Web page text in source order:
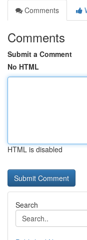
Comments
Comments
Submit a Comment
No HTML
HTML is disabled
Search